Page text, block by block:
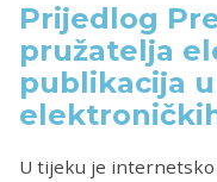
Prijedlog
pružatelja
publikacija
U tijeku je